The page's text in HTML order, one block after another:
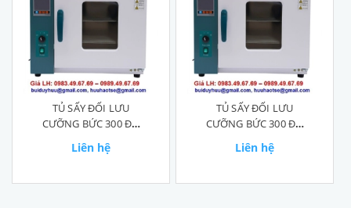
TỦ SẤY ĐỐI LƯU
CƯỠNG BỨC 300 ĐỘ
Liên hệ
TỦ SẤY ĐỐI LƯU
CƯỠNG BỨC 300 ĐỘ
Liên hệ